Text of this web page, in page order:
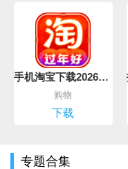
手机淘宝下载2026app最新版
购物
下载
专题合集